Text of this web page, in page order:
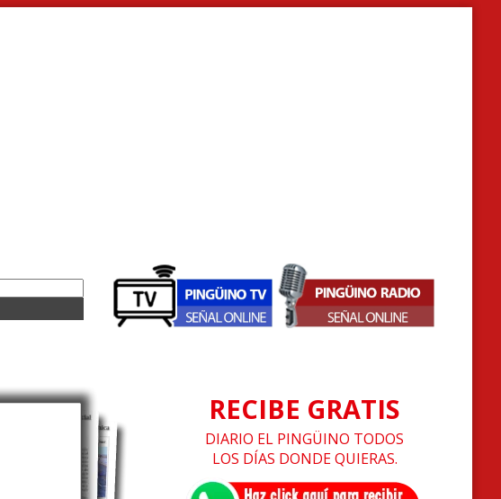
RECIBE GRATIS
DIARIO EL PINGÜINO TODOS
LOS DÍAS DONDE QUIERAS.